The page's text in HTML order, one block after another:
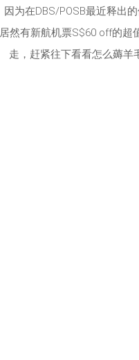
因为在DBS/POSB最近释出
居然有新航机票S$60 off的超
走，赶紧往下看看怎么薅羊